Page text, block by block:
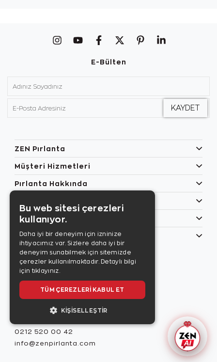
E-Bülten
ZEN Pırlanta
Müşteri Hizmetleri
Pırlanta Hakkında
Özel Günler
Bilgilerim
Son sayıyı
0212 520 00 42
info@zenpirlanta.com
Bu web sitesi çerezleri
kullanıyor.
Daha iyi bir deneyim için izninize
ihtiyacımız var. Sizlere daha iyi bir
deneyim sunabilmek için sitemizde
çerezler kullanılmaktadır. Detaylı bilgi
için tıklayınız.
TÜM ÇEREZLERI KABUL ET
KIŞISELLEŞTIR